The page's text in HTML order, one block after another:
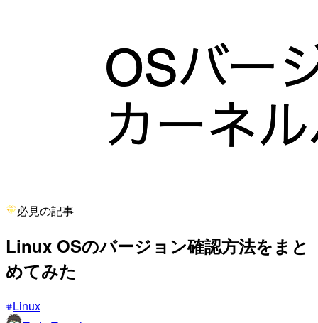
必見の記事
Linux OSのバージョン確認方法をまと
めてみた
Linux